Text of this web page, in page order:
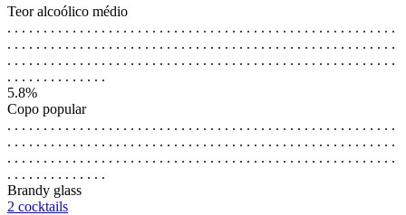
Teor alcoólico médio
. . . . . . . . . . . . . . . . . . . . . . . . . . . . . . . . . . . . . . . . . . . . . . . . . . . . . .
. . . . . . . . . . . . . . . . . . . . . . . . . . . . . . . . . . . . . . . . . . . . . . . . . . . . . .
. . . . . . . . . . . . . . . . . . . . . . . . . . . . . . . . . . . . . . . . . . . . . . . . . . . . . .
. . . . . . . . . . . . . .
5.8%
Copo popular
. . . . . . . . . . . . . . . . . . . . . . . . . . . . . . . . . . . . . . . . . . . . . . . . . . . . . .
. . . . . . . . . . . . . . . . . . . . . . . . . . . . . . . . . . . . . . . . . . . . . . . . . . . . . .
. . . . . . . . . . . . . . . . . . . . . . . . . . . . . . . . . . . . . . . . . . . . . . . . . . . . . .
. . . . . . . . . . . . . .
Brandy glass
2 cocktails